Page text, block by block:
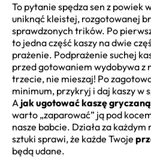
To pytanie spędza sen z powiek
uniknąć kleistej, rozgotowanej
sprawdzonych trików. Po
to jedna część kaszy na dwie
prażenie. Podprażenie suchej
przed gotowaniem wydobywa z
trzecie, nie mieszaj! Po
minimum, przykryj i daj kaszy w
A jak ugotować kaszę
warto „zaparować” ją pod
nasze babcie. Działa za
sztuki sprawi, że każde Twoje
będą udane.